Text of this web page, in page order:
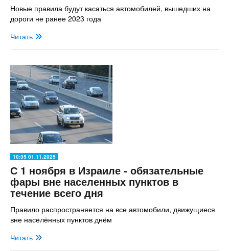
Новые правила будут касаться автомобилей, вышедших на
дороги не ранее 2023 года
Читать
10:35 01.11.2025
С 1 ноября в Израиле - обязательные
фары вне населенных пунктов в
течение всего дня
Правило распространяется на все автомобили, движущиеся
вне населённых пунктов днём
Читать